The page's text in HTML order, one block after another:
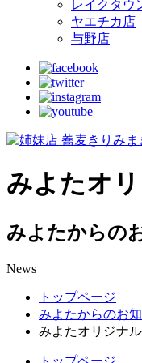
レイクタウ
ヤエチカ店
与野店
みよたオ
みよたからの
News
トップページ
みよたからのお
みよたオリジナ